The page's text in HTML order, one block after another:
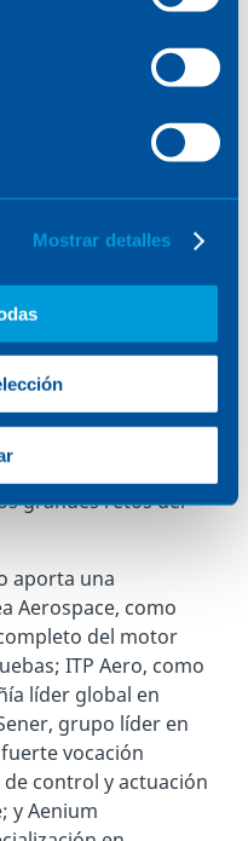
Mostrar detalles
en el sector
España, como son
y Sener, es un claro
público-privada
impulsar la
aeroespacial
grandes retos del
aporta una
Aerospace, como
del motor
ITP Aero, como
líder global en
grupo líder en
vocación
control y actuación
y Aenium